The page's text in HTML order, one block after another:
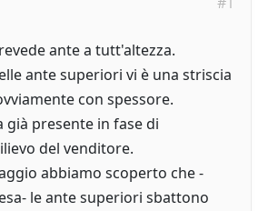
ante a tutt'altezza.
ante superiori vi è una striscia
con spessore.
già presente in fase di
del venditore.
abbiamo scoperto che -
le ante superiori sbattono